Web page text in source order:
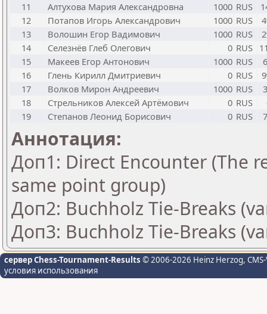
11
Алтухова Мария Александровна 1000 RUS
12
Потапов Игорь Александрович 1000 RUS
13
Волошин Егор Вадимович 1000 RUS
14
Селезнёв Глеб Олегович 0 RUS
15
Макеев Егор Антонович 1000 RUS
16
Глень Кирилл Дмитриевич 0 RUS
17
Волков Мирон Андреевич 1000 RUS
18
Стрельников Алексей Артёмович 0 RUS
19
Степанов Леонид Борисович 0 RUS
Аннотация:
Доп1: Direct Encounter (The
same point group)
Доп2: Buchholz Tie-Breaks
Доп3: Buchholz Tie-Breaks
сервер Chess-Tournament-Results © 2006-2026 Heinz Herzog,
условия использования